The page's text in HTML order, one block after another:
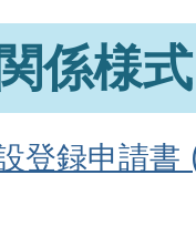
係様式
登録申請書